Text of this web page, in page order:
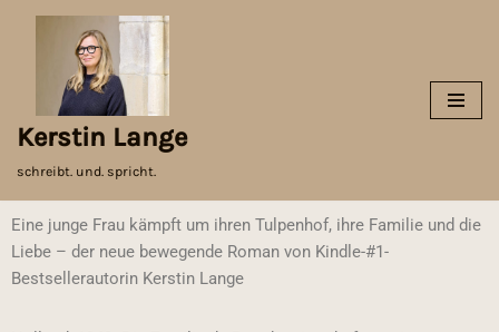
springen
Kerstin Lange
schreibt. und. spricht.
Eine junge Frau kämpft um ihren Tulpenhof, ihre Familie und die
Liebe – der neue bewegende Roman von Kindle-#1-
Bestsellerautorin Kerstin Lange